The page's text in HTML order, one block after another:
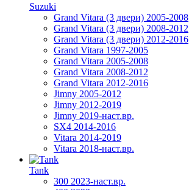
Suzuki
Grand Vitara (3 двери) 2005-2008
Grand Vitara (3 двери) 2008-2012
Grand Vitara (3 двери) 2012-2016
Grand Vitara 1997-2005
Grand Vitara 2005-2008
Grand Vitara 2008-2012
Grand Vitara 2012-2016
Jimny 2005-2012
Jimny 2012-2019
Jimny 2019-наст.вр.
SX4 2014-2016
Vitara 2014-2019
Vitara 2018-наст.вр.
Tank
300 2023-наст.вр.